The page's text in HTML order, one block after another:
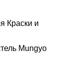
Краски и
Mungyo